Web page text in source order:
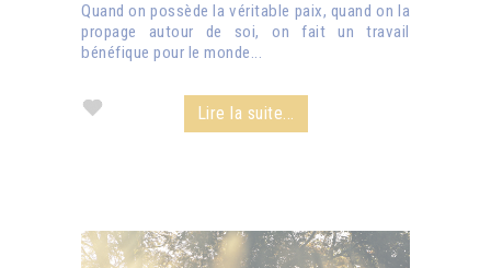
Quand on possède la véritable paix, quand on la
propage autour de soi, on fait un travail
bénéfique pour le monde...
Lire la suite...